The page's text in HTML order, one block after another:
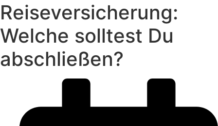
Reise­versicherung:
Welche solltest Du
abschließen?